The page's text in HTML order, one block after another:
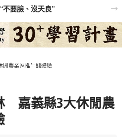
不要臉、沒天良”
農業區推生態體驗
嘉義縣3大休閒農